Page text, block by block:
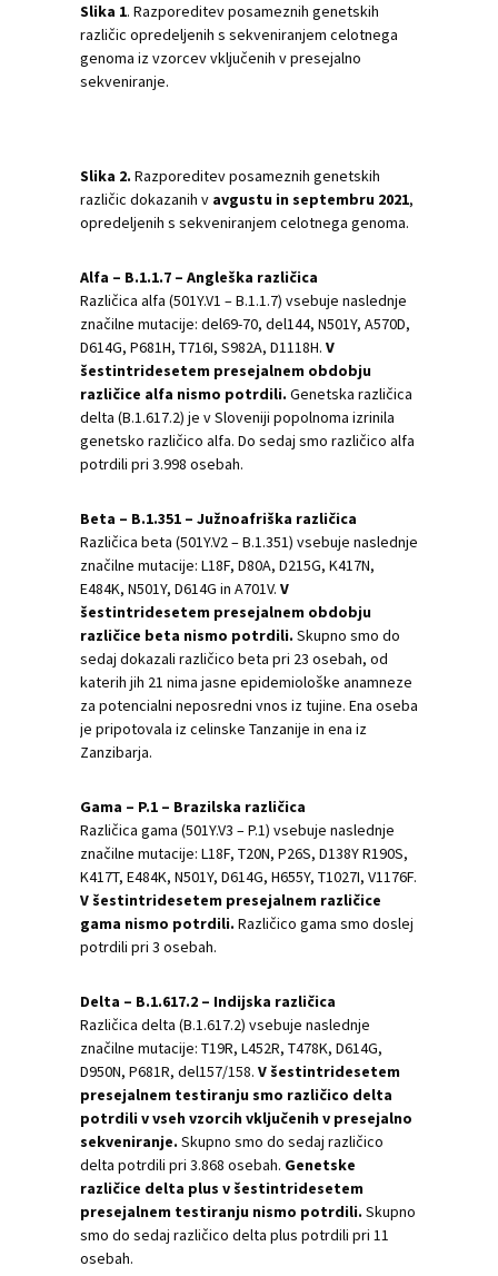
Slika 1. Razporeditev posameznih genetskih
različic opredeljenih s sekveniranjem celotnega
genoma iz vzorcev vključenih v presejalno
sekveniranje.
Slika 2. Razporeditev posameznih genetskih
različic dokazanih v avgustu in septembru 2021,
opredeljenih s sekveniranjem celotnega genoma.
Alfa – B.1.1.7 – Angleška različica
Različica alfa (501Y.V1 – B.1.1.7) vsebuje naslednje
značilne mutacije: del69-70, del144, N501Y, A570D,
D614G, P681H, T716I, S982A, D1118H. V
šestintridesetem presejalnem obdobju
različice alfa nismo potrdili. Genetska različica
delta (B.1.617.2) je v Sloveniji popolnoma izrinila
genetsko različico alfa. Do sedaj smo različico alfa
potrdili pri 3.998 osebah.
Beta – B.1.351 – Južnoafriška različica
Različica beta (501Y.V2 – B.1.351) vsebuje naslednje
značilne mutacije: L18F, D80A, D215G, K417N,
E484K, N501Y, D614G in A701V. V
šestintridesetem presejalnem obdobju
različice beta nismo potrdili. Skupno smo do
sedaj dokazali različico beta pri 23 osebah, od
katerih jih 21 nima jasne epidemiološke anamneze
za potencialni neposredni vnos iz tujine. Ena oseba
je pripotovala iz celinske Tanzanije in ena iz
Zanzibarja.
Gama – P.1 – Brazilska različica
Različica gama (501Y.V3 – P.1) vsebuje naslednje
značilne mutacije: L18F, T20N, P26S, D138Y R190S,
K417T, E484K, N501Y, D614G, H655Y, T1027I, V1176F.
V šestintridesetem presejalnem različice
gama nismo potrdili. Različico gama smo doslej
potrdili pri 3 osebah.
Delta – B.1.617.2 – Indijska različica
Različica delta (B.1.617.2) vsebuje naslednje
značilne mutacije: T19R, L452R, T478K, D614G,
D950N, P681R, del157/158. V šestintridesetem
presejalnem testiranju smo različico delta
potrdili v vseh vzorcih vključenih v presejalno
sekveniranje. Skupno smo do sedaj različico
delta potrdili pri 3.868 osebah. Genetske
različice delta plus v šestintridesetem
presejalnem testiranju nismo potrdili. Skupno
smo do sedaj različico delta plus potrdili pri 11
osebah.